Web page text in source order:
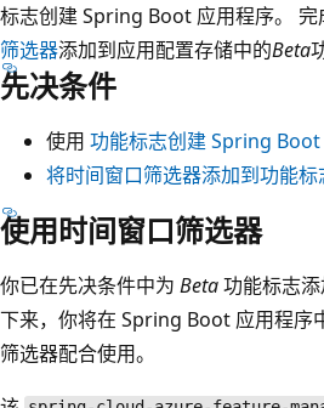
标志创建 Spring Boot 应用程序。 完
筛选器添加到应用配置存储中的Beta
先决条件
使用 功能标志创建 Spring
将时间窗口筛选器添加到功能标
使用时间窗口筛选器
你已在先决条件中为 Beta功能标志
下来，你将在 Spring Boot 应用程序
筛选器配合使用。